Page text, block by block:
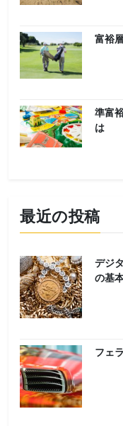
富裕
準富
は
最近の投稿
デジ
の基
フェ